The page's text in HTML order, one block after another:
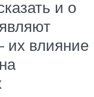
и о
их влияние